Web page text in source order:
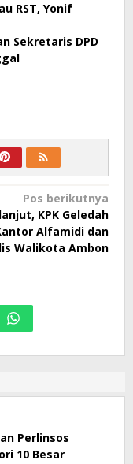
RST, Yonif
Sekretaris DPD
Pos berikutnya
KPK Geledah
Alfamidi dan
Walikota Ambon
Perlinsos
10 Besar